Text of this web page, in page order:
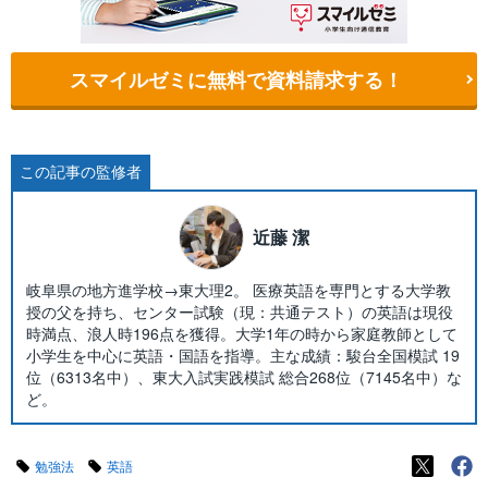
スマイルゼミに無料で資料請求する！
この記事の監修者
近藤 潔
岐阜県の地方進学校→東大理2。 医療英語を専門とする大学教
授の父を持ち、センター試験（現：共通テスト）の英語は現役
時満点、浪人時196点を獲得。大学1年の時から家庭教師として
小学生を中心に英語・国語を指導。主な成績：駿台全国模試 19
位（6313名中）、東大入試実践模試 総合268位（7145名中）な
ど。
勉強法 英語